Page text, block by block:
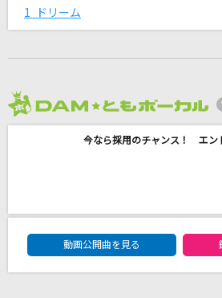
me tour 2018 “stay with
back number
HIKAKIN & SEIKIN
1 ドリーム
今なら採用のチャンス！ エン
DAM★ともボーカルエントリ
動画公開曲を見る